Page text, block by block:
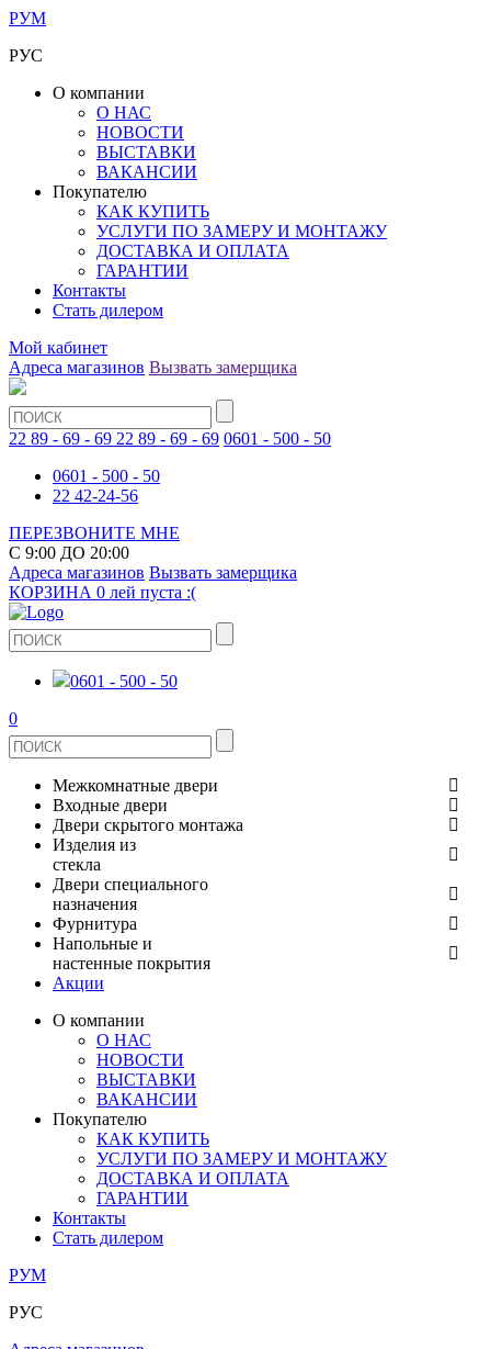
РУМ
РУС
О компании
О НАС
НОВОСТИ
ВЫСТАВКИ
ВАКАНСИИ
Покупателю
КАК КУПИТЬ
УСЛУГИ ПО ЗАМЕРУ И МОНТАЖУ
ДОСТАВКА И ОПЛАТА
ГАРАНТИИ
Контакты
Стать дилером
Мой кабинет
Адреса магазинов Вызвать замерщика
22 89 - 69 - 69 22 89 - 69 - 69 0601 - 500 - 50
0601 - 500 - 50
22 42-24-56
ПЕРЕЗВОНИТЕ МНЕ
С 9:00 ДО 20:00
Адреса магазинов Вызвать замерщика
КОРЗИНА 0 лей пуста :(
0601 - 500 - 50
0
Межкомнатные двери
ШПОНИРОВАНЫЕ
ЭКОШПОН
ИЗ МАССИВА СОСНЫ
РАСПРОДАЖА ОСТАТКОВ
ВСЕ ДВЕРИ
Входные двери
МЕТАЛЛИЧЕСКИЕ ДВЕРИ
В КВАРТИРУ
ДЛЯ ДОМА
Двери скрытого монтажа
СТЕКЛЯННЫЕ
ЗЕРКАЛЬНЫЕ
Изделия из
стекла
ДВЕРИ
ДУШЕВЫЕ КАБИНЫ И ПЕРЕГОРОДКИ
ОГРАЖДЕНИЯ И СТУПЕНИ
РАЗДВИЖНЫЕ ПЕРЕГОРОДКИ
Двери специального
назначения
ПРОТИВОПОЖАРНЫЕ
Фурнитура
ДВЕРНЫЕ РУЧКИ
КОМПЛЕКТУЮЩИЕ
ОГРАНИЧИТЕЛИ
ПЕТЛИ
РАЗДВИЖНАЯ СИСТЕМА
Напольные и
настенные покрытия
СТЕНОВЫЕ ПАНЕЛИ
Акции
О компании
О НАС
НОВОСТИ
ВЫСТАВКИ
ВАКАНСИИ
Покупателю
КАК КУПИТЬ
УСЛУГИ ПО ЗАМЕРУ И МОНТАЖУ
ДОСТАВКА И ОПЛАТА
ГАРАНТИИ
Контакты
Стать дилером
РУМ
РУС